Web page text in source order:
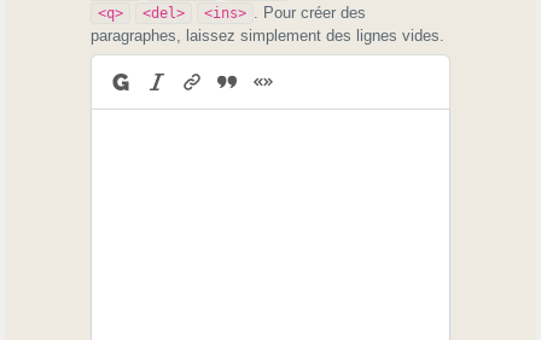
<q> <del> <ins>
. Pour créer des
paragraphes, laissez simplement des lignes vides.